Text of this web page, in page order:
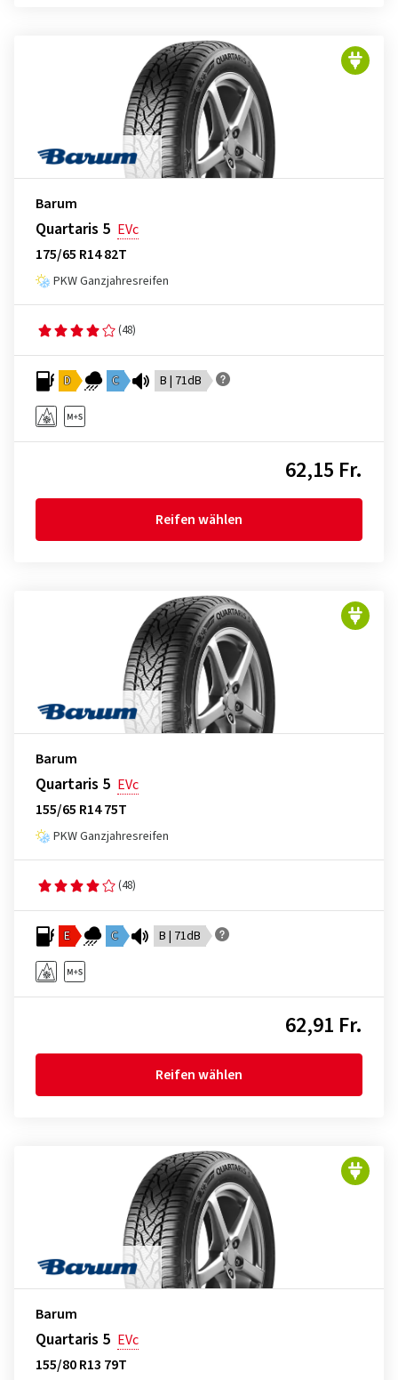
Barum
Quartaris 5 EVc
175/65 R14 82T
PKW Ganzjahresreifen
(48)
D C B | 71dB
62,15 Fr.
Reifen wählen
Barum
Quartaris 5 EVc
155/65 R14 75T
PKW Ganzjahresreifen
(48)
E C B | 71dB
62,91 Fr.
Reifen wählen
Barum
Quartaris 5 EVc
155/80 R13 79T